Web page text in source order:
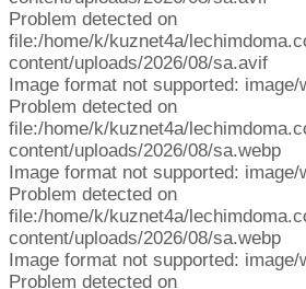
Problem detected on
file:/home/k/kuznet4a/
content/uploads/2026/08/sa.avif
Image format not supported: image/
Problem detected on
file:/home/k/kuznet4a/
content/uploads/2026/08/sa.webp
Image format not supported: image/
Problem detected on
file:/home/k/kuznet4a/
content/uploads/2026/08/sa.webp
Image format not supported: image/
Problem detected on